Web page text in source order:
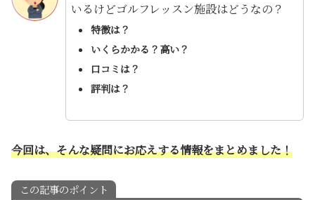
いるけどゴルフレッスン施設はどうなの？
特徴は？
いくらかかる？高い？
口コミは？
評判は？
今回は、そんな疑問にお応えする情報をまとめました！
この記事のポイント